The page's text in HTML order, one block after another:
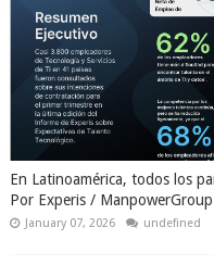
En Latinoamérica, todos los
Por Experis / ManpowerGroup
January 07, 2026 undefined